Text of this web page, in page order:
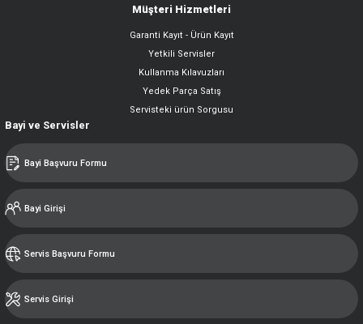
Müşteri Hizmetleri
Garanti Kayıt - Ürün Kayıt
Yetkili Servisler
Kullanma Kılavuzları
Yedek Parça Satış
Servisteki ürün Sorgusu
Bayi ve Servisler
Bayi Başvuru Formu
Bayi Girişi
Servis Başvuru Formu
Servis Girişi